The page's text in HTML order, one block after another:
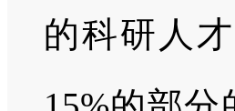
的科研人